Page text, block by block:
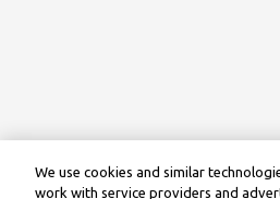
We use cookies and similar
work with service providers and